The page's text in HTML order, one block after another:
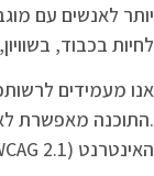
יותר לאנשים עם
לחיות בכבוד,
.התוכנה מאפשרת
האינטרנט (WCAG 2.1).